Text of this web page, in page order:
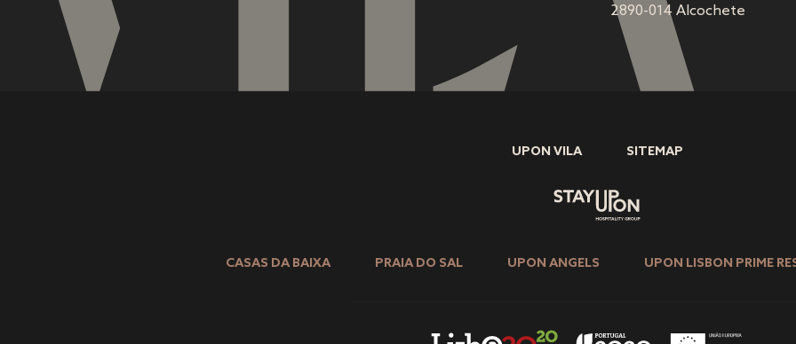
2890-014 Alcochete
UPON VILA SITEMAP
CASAS DA BAIXA PRAIA DO SAL UPON ANGELS UPON LISBON PRIME